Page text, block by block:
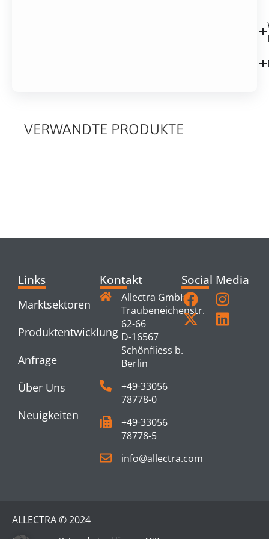
VERWANDTE PRODUKTE
Links
Marktsektoren
Produktentwicklung
Anfrage
Über Uns
Neuigkeiten
Kontakt
Allectra GmbH
Traubeneichenstr.
62-66
D-16567
Schönfliess b.
Berlin
+49-33056
78778-0
+49-33056
78778-5
info@allectra.com
Social Media
ALLECTRA © 2024